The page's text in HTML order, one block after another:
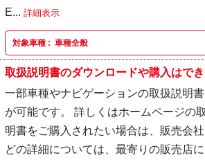
E... 詳細表示
対象車種 : 車種全般
取扱説明書のダウンロードや購入はで
一部車種やナビゲーションの取扱説明
が可能です。 詳しくはホームページの
明書をご購入されたい場合は、販売会
どの詳細については、最寄りの販売店